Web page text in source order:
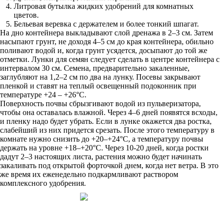
Литровая бутылка жидких удобрений для комнатных
цветов.
Бельевая веревка с держателем и более тонкий шпагат.
На дно контейнера выкладывают слой дренажа в 2–3 см. Затем
насыпают грунт, не доходя 4–5 см до края контейнера, обильно
поливают водой и, когда грунт усядется, досыпают до той же
отметки. Лунки для семян следует сделать в центре контейнера с
интервалом 30 см. Семена, предварительно закаленные,
заглубляют на 1,2–2 см по два на лунку. Посевы закрывают
пленкой и ставят на теплый освещенный подоконник при
температуре +24 – +26°С.
Поверхность почвы сбрызгивают водой из пульверизатора,
чтобы она оставалась влажной. Через 4–6 дней появятся всходы,
и пленку надо будет убрать. Если в лунке окажется два ростка,
слабейший из них придется срезать. После этого температуру в
комнате нужно снизить до +20–+24°С, а температуру почвы
держать на уровне +18–+20°С. Через 10-20 дней, когда ростки
дадут 2–3 настоящих листа, растения можно будет начинать
закаливать под открытой форточкой днем, когда нет ветра. В это
же время их еженедельно подкармливают раствором
комплексного удобрения.